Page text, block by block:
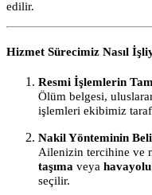
edilir.
Hizmet Sürecimiz Nasıl
Resmi İşlemlerin
Ölüm belgesi,
işlemleri ekibimiz
Nakil Yönteminin
Ailenizin tercihine ve
taşıma veya
seçilir.